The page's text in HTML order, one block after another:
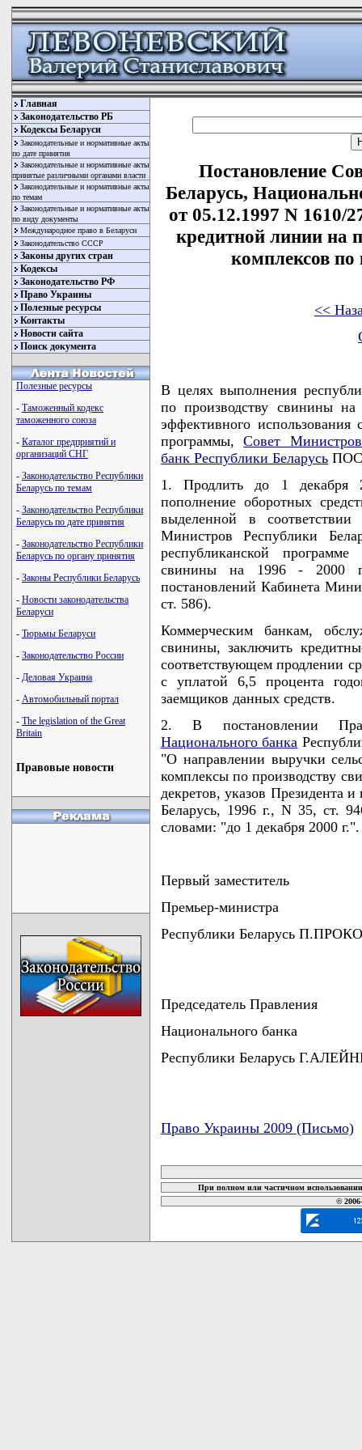
Главная
Законодательство РБ
Кодексы Беларуси
Законодательные и нормативные акты
по дате принятия
Законодательные и нормативные акты
принятые различными органами власти
Законодательные и нормативные акты
по темам
Законодательные и нормативные акты
по виду документы
Международное право в Беларуси
Законодательство СССР
Законы других стран
Кодексы
Законодательство РФ
Право Украины
Полезные ресурсы
Контакты
Новости сайта
Поиск документа
Полезные ресурсы
- Таможенный кодекс
таможенного союза
- Каталог предприятий и
организаций СНГ
- Законодательство Республики
Беларусь по темам
- Законодательство Республики
Беларусь по дате принятия
- Законодательство Республики
Беларусь по органу принятия
- Законы Республики Беларусь
- Новости законодательства
Беларуси
- Тюрьмы Беларуси
- Законодательство России
- Деловая Украина
- Автомобильный портал
- The legislation of the Great
Britain
Правовые новости
Постановление
Беларусь,
от 05.12.1997 N 1610/
кредитной линии на
комплексов
<<
В целях выполнения
по производству свинины
эффективного
программы,Совет
банк Республики Беларусь
1. Продлить до 1 декабря
пополнение оборотных
выделенной в
Министров Республики
республиканской
свинины на 1996 - 2000
постановлений Кабинета
ст. 586).
Коммерческим банкам,
свинины, заключить
соответствующем продлении
с уплатой 6,5 процента
заемщиков данных средств.
2. В постановлении
Национального банка
"О направлении выручки
комплексы по производству
декретов, указов Президента
Беларусь, 1996 г., N 35, ст.
словами: "до 1 декабря 2000 г.".
Первый заместитель
Премьер-министра
Республики Беларусь
Председатель Правления
Национального банка
Республики Беларусь
Право Украины 2009 (Письмо)
При полном или частичном
©